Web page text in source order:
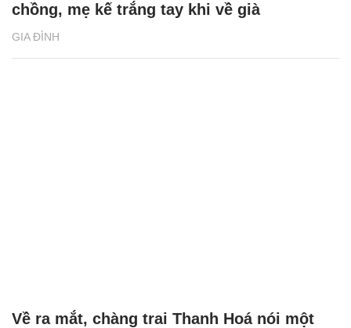
GIA ĐÌNH
chồng, mẹ kế trắng tay khi về già
Về ra mắt, chàng trai Thanh Hoá nói một